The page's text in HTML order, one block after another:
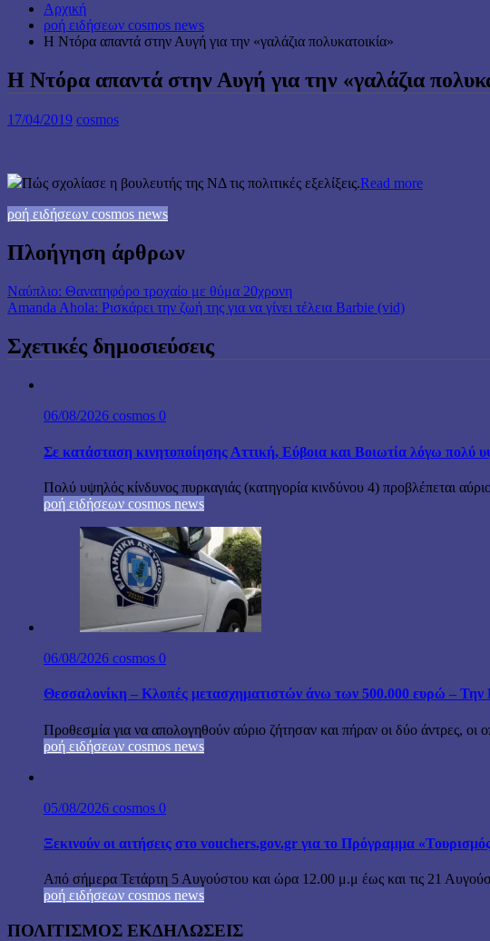
Αρχική
ροή ειδήσεων cosmos news
H Ντόρα απαντά στην Αυγή για την «γαλάζια πολυκατοικία»
H Ντόρα απαντά στην Αυγή για την «γαλάζια
17/04/2019 cosmos
Πώς σχολίασε η βουλευτής της ΝΔ τις πολιτικές εξελίξεις.Read more
ροή ειδήσεων cosmos news
Πλοήγηση άρθρων
Ναύπλιο: Θανατηφόρο τροχαίο με θύμα 20χρονη
Amanda Ahola: Ρισκάρει την ζωή της για να γίνει τέλεια Barbie (vid)
Σχετικές δημοσιεύσεις
06/08/2026 cosmos 0
Σε κατάσταση κινητοποίησης Αττική, Εύβοια και Βοιωτία λόγω πολύ
Πολύ υψηλός κίνδυνος πυρκαγιάς (κατηγορία κινδύνου 4) προβλέπεται
ροή ειδήσεων cosmos news
06/08/2026 cosmos 0
Θεσσαλονίκη – Κλοπές μετασχηματιστών άνω των 500.000 ευρώ – Την
Προθεσμία για να απολογηθούν αύριο ζήτησαν και πήραν οι δύο άντρες,
ροή ειδήσεων cosmos news
05/08/2026 cosmos 0
Ξεκινούν οι αιτήσεις στο vouchers.gov.gr για το Πρόγραμμα
Από σήμερα Τετάρτη 5 Αυγούστου και ώρα 12.00 μ.μ έως και τις 21
ροή ειδήσεων cosmos news
ΠΟΛΙΤΙΣΜΟΣ ΕΚΔΗΛΩΣΕΙΣ